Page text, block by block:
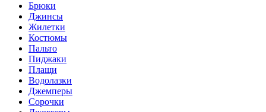
Брюки
Джинсы
Жилетки
Костюмы
Пальто
Пиджаки
Плащи
Водолазки
Джемперы
Сорочки